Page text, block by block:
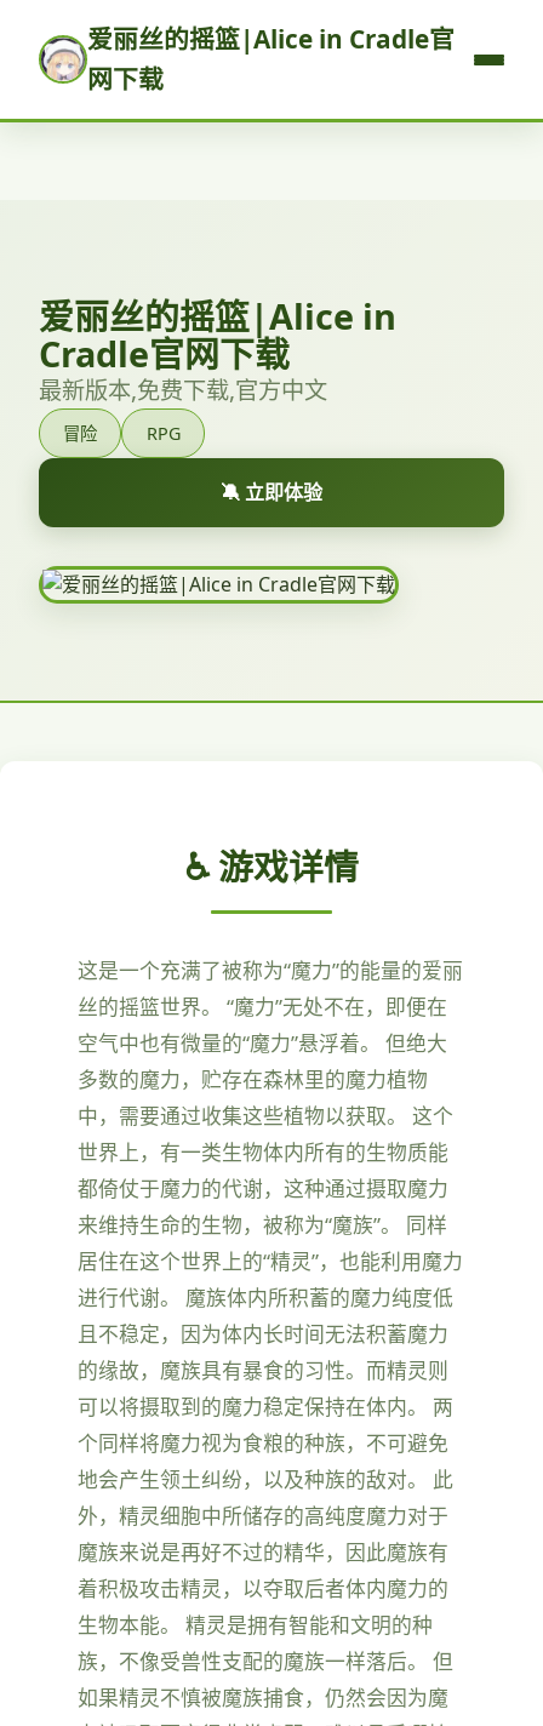
爱丽丝的摇篮|Alice in Cradle官
网下载
爱丽丝的摇篮|Alice in
Cradle官网下载
最新版本,免费下载,官方中文
冒险 RPG
🔕 立即体验
♿ 游戏详情
这是一个充满了被称为“魔力”的能量的爱丽
丝的摇篮世界。 “魔力”无处不在，即便在
空气中也有微量的“魔力”悬浮着。 但绝大
多数的魔力，贮存在森林里的魔力植物
中，需要通过收集这些植物以获取。 这个
世界上，有一类生物体内所有的生物质能
都倚仗于魔力的代谢，这种通过摄取魔力
来维持生命的生物，被称为“魔族”。 同样
居住在这个世界上的“精灵”，也能利用魔力
进行代谢。 魔族体内所积蓄的魔力纯度低
且不稳定，因为体内长时间无法积蓄魔力
的缘故，魔族具有暴食的习性。而精灵则
可以将摄取到的魔力稳定保持在体内。 两
个同样将魔力视为食粮的种族，不可避免
地会产生领土纠纷，以及种族的敌对。 此
外，精灵细胞中所储存的高纯度魔力对于
魔族来说是再好不过的精华，因此魔族有
着积极攻击精灵，以夺取后者体内魔力的
生物本能。 精灵是拥有智能和文明的种
族，不像受兽性支配的魔族一样落后。 但
如果精灵不慎被魔族捕食，仍然会因为魔